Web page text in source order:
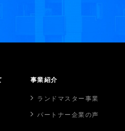
事業紹介
ランドマスター事業
パートナー企業の声